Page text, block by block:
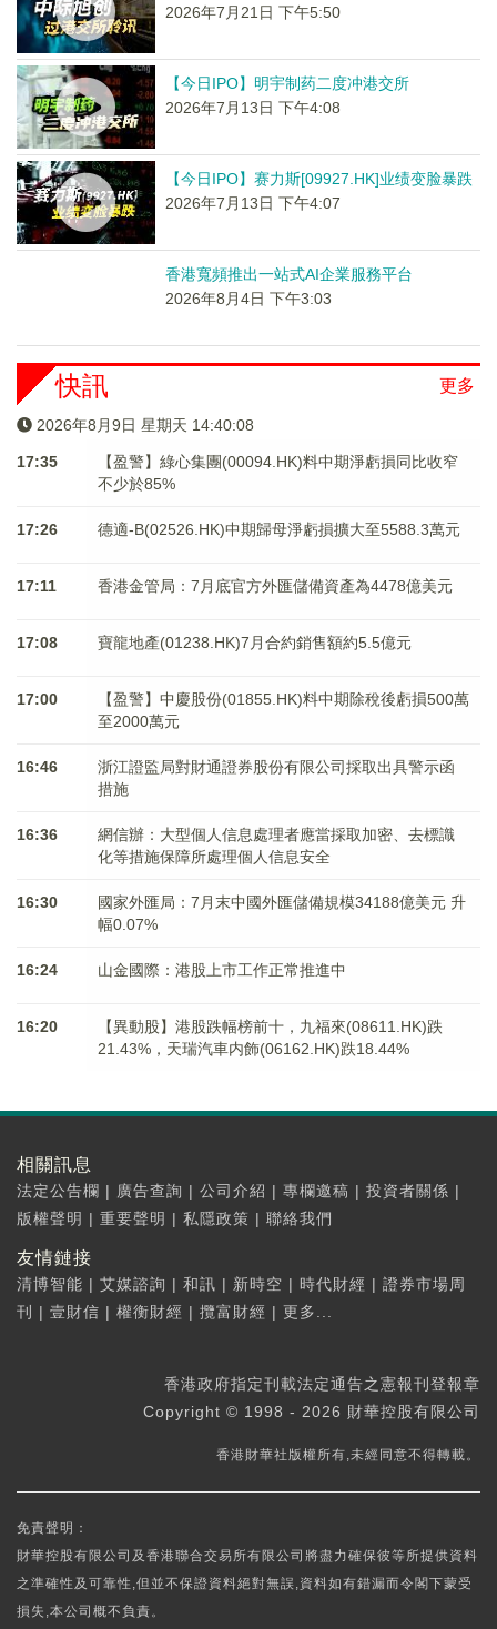
2026年7月21日 下午5:50
【今日IPO】明宇制药二度冲港交所
2026年7月13日 下午4:08
【今日IPO】赛力斯[09927.HK]业绩变脸暴跌
2026年7月13日 下午4:07
香港寬頻推出一站式AI企業服務平台
2026年8月4日 下午3:03
更多
快訊
2026年8月9日 星期天 14:40:08
17:35
【盈警】綠心集團(00094.HK)料中期淨虧損同比收窄
不少於85%
17:26 德適-B(02526.HK)中期歸母淨虧損擴大至5588.3萬元
17:11 香港金管局：7月底官方外匯儲備資產為4478億美元
17:08 寶龍地產(01238.HK)7月合約銷售額約5.5億元
17:00
【盈警】中慶股份(01855.HK)料中期除稅後虧損500萬
至2000萬元
16:46
浙江證監局對財通證券股份有限公司採取出具警示函
措施
16:36
網信辦：大型個人信息處理者應當採取加密、去標識
化等措施保障所處理個人信息安全
16:30
國家外匯局：7月末中國外匯儲備規模34188億美元 升
幅0.07%
16:24 山金國際：港股上市工作正常推進中
16:20
【異動股】港股跌幅榜前十，九福來(08611.HK)跌
21.43%，天瑞汽車内飾(06162.HK)跌18.44%
相關訊息
法定公告欄 | 廣告查詢 | 公司介紹 | 專欄邀稿 | 投資者關係 |
版權聲明 | 重要聲明 | 私隱政策 | 聯絡我們
友情鏈接
清博智能 | 艾媒諮詢 | 和訊 | 新時空 | 時代財經 | 證券市場周
刊
| 壹財信 | 權衡財經 | 攬富財經 | 更多...
香港政府指定刊載法定通告之憲報刊登報章
Copyright © 1998 - 2026 財華控股有限公司
香港財華社版權所有,未經同意不得轉載。
免責聲明：
財華控股有限公司及香港聯合交易所有限公司將盡力確保彼等所提供資料
之準確性及可靠性,但並不保證資料絕對無誤,資料如有錯漏而令閣下蒙受
損失,本公司概不負責。